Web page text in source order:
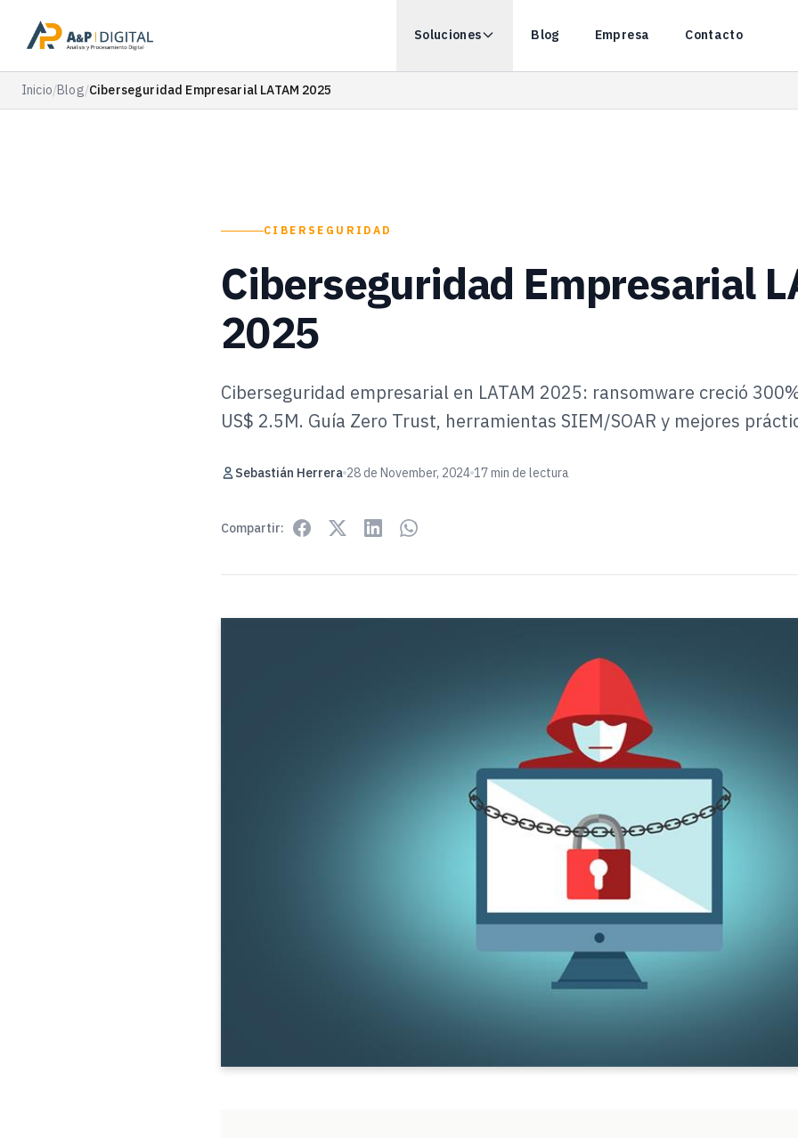
Soluciones Blog Empresa Contacto
Inicio/Blog/Ciberseguridad Empresarial LATAM 2025
CIBERSEGURIDAD
Ciberseguridad Empresarial
2025
Ciberseguridad empresarial en LATAM 2025: ransomware creció
US$ 2.5M. Guía Zero Trust, herramientas SIEM/SOAR y mejores
Sebastián Herrera 28 de November, 2024 17 min de lectura
Compartir: